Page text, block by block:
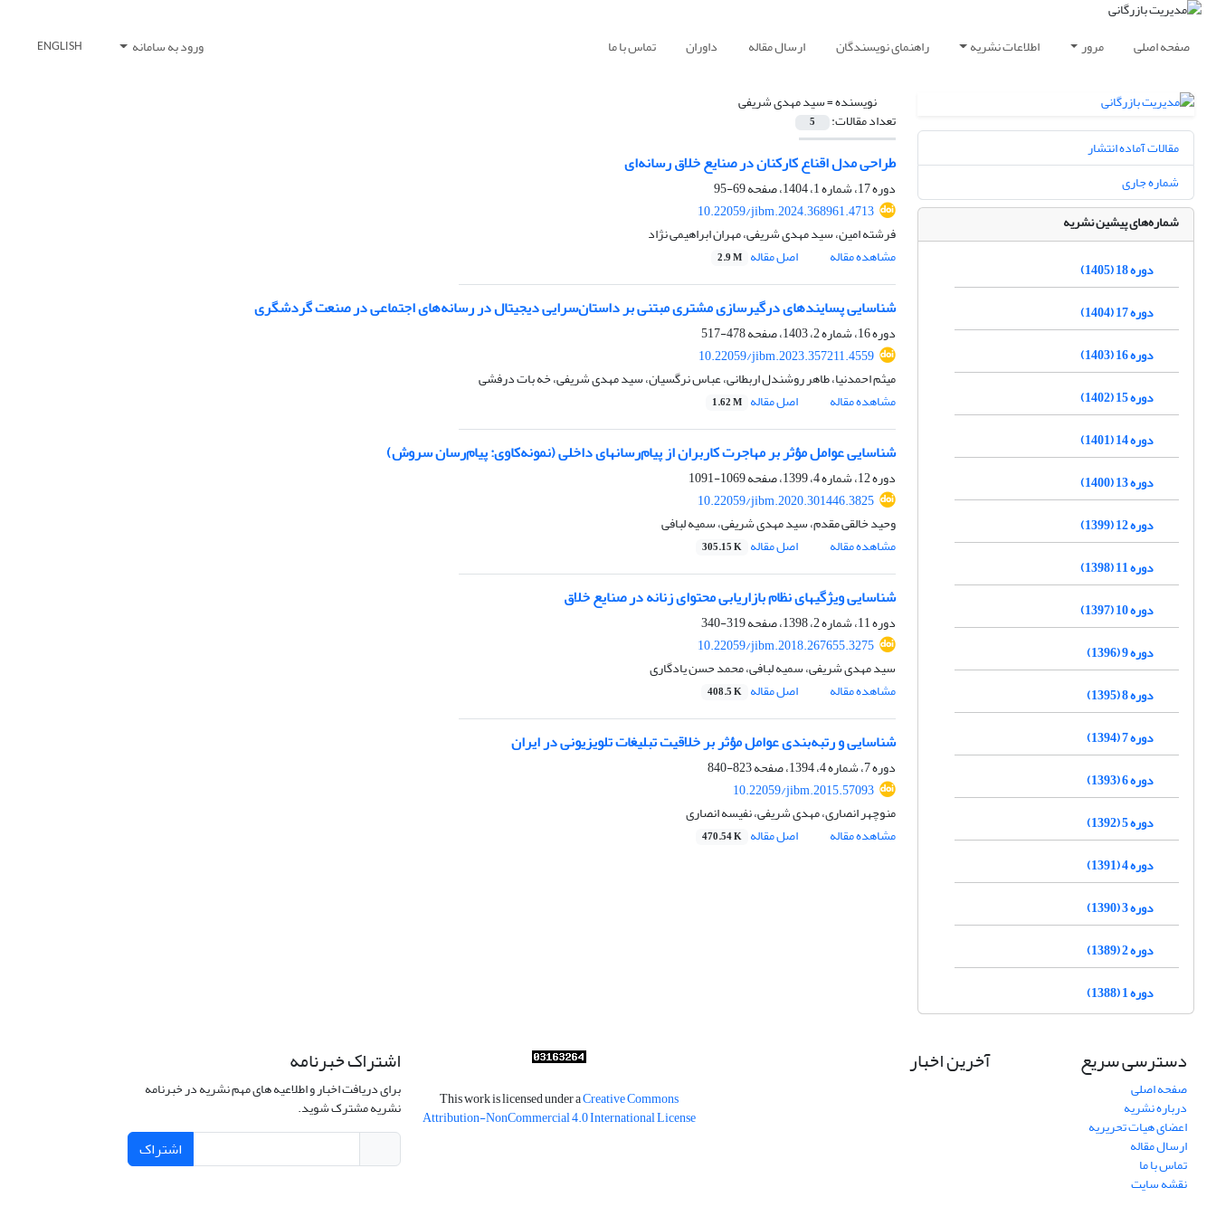
صفحه اصلی مرور اطلاعات نشریه راهنمای نویسندگان ارسال مقاله داوران تماس با ما ورود به سامانه ENGLISH
نویسنده =سید مهدی شریفی
تعداد مقالات: 5
طراحی مدل اقناع کارکنان در صنایع خلاق رسانه‌ای
دوره 17، شماره 1، 1404، صفحه
69-95
10.22059/jibm.2024.368961.4713
فرشته امین، سید مهدی شریفی، مهران ابراهیمی نژاد
مشاهده مقاله
اصل مقاله 2.9 M
شناسایی پسایندهای درگیرسازی مشتری مبتنی بر داستان‌سرایی دیجیتال در رسانه‌های اجتماعی در صنعت گردشگری
دوره 16، شماره 2، 1403، صفحه
478-517
10.22059/jibm.2023.357211.4559
میثم احمدنیا، طاهر روشندل اربطانی، عباس نرگسیان، سید مهدی شریفی، خه بات درفشی
مشاهده مقاله
اصل مقاله 1.62 M
شناسایی عوامل مؤثر بر مهاجرت کاربران از پیام‌رسان‎های داخلی (نمونه‌کاوی: پیام‌رسان سروش)
دوره 12، شماره 4، 1399، صفحه
1069-1091
10.22059/jibm.2020.301446.3825
وحید خالقی مقدم، سید مهدی شریفی، سمیه لبافی
مشاهده مقاله
اصل مقاله 305.15 K
شناسایی ویژگی‎های نظام بازاریابی محتوای زنانه در صنایع خلاق
دوره 11، شماره 2، 1398، صفحه
319-340
10.22059/jibm.2018.267655.3275
سید مهدی شریفی، سمیه لبافی، محمد حسن یادگاری
مشاهده مقاله
اصل مقاله 408.5 K
شناسایی و رتبه‌بندی عوامل مؤثر بر خلاقیت تبلیغات تلویزیونی در ایران
دوره 7، شماره 4، 1394، صفحه
823-840
10.22059/jibm.2015.57093
منوچهر انصاری، مهدی شریفی، نفیسه انصاری
مشاهده مقاله
اصل مقاله 470.54 K
مقالات آماده انتشار
شماره جاری
شماره‌های پیشین نشریه
دوره 18 (1405)
دوره 17 (1404)
دوره 16 (1403)
دوره 15 (1402)
دوره 14 (1401)
دوره 13 (1400)
دوره 12 (1399)
دوره 11 (1398)
دوره 10 (1397)
دوره 9 (1396)
دوره 8 (1395)
دوره 7 (1394)
دوره 6 (1393)
دوره 5 (1392)
دوره 4 (1391)
دوره 3 (1390)
دوره 2 (1389)
دوره 1 (1388)
دسترسی سریع
صفحه اصلی
درباره نشریه
اعضای هیات تحریریه
ارسال مقاله
تماس با ما
نقشه سایت
آخرین اخبار
This work is licensed under aCreative Commons
Attribution-NonCommercial 4.0 International License
اشتراک خبرنامه
برای دریافت اخبار و اطلاعیه های مهم نشریه در خبرنامه
نشریه مشترک شوید.
اشتراک